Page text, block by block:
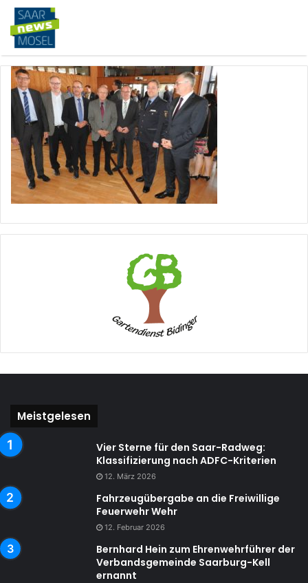
Meistgelesen
Vier Sterne für den Saar-Radweg:
Klassifizierung nach ADFC-Kriterien
12. März 2026
Fahrzeugübergabe an die Freiwillige
Feuerwehr Wehr
12. Februar 2026
Bernhard Hein zum Ehrenwehrführer der
Verbandsgemeinde Saarburg-Kell
ernannt